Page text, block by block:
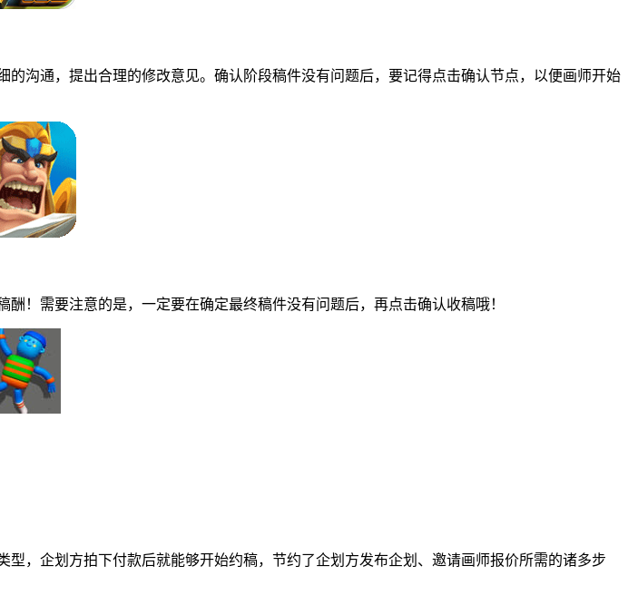
通，提出合理的修改意见。确认阶段稿件没有问题后，要记得点击确认节点，以便画师开始
需要注意的是，一定要在确定最终稿件没有问题后，再点击确认收稿哦！
企划方拍下付款后就能够开始约稿，节约了企划方发布企划、邀请画师报价所需的诸多步